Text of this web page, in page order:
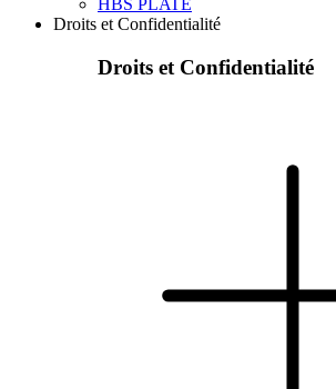
HBS PLATE
Droits et Confidentialité
Droits et Confidentialité